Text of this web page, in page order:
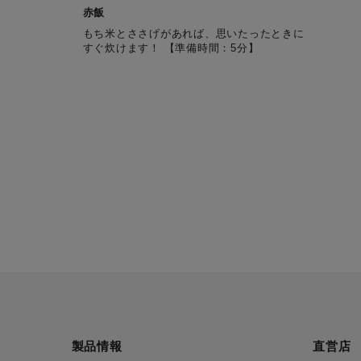
赤飯
もち米とささげがあれば、思いたったときに
すぐ炊けます！ 【準備時間：5分】
製品情報 直営店